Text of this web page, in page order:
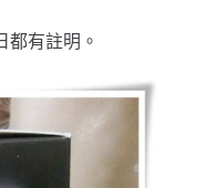
都有註明。